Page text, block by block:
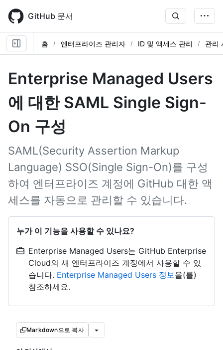
main
content
GitHub 문서
홈 엔터프라이즈 관리자 ID 및 액세스 관리 관리
Enterprise Managed Users
에 대한 SAML Single Sign-
On 구성
SAML(Security Assertion Markup
Language) SSO(Single Sign-On)를 구성
하여 엔터프라이즈 계정에 GitHub 대한 액
세스를 자동으로 관리할 수 있습니다.
누가 이 기능을 사용할 수 있나요?
Enterprise Managed Users는 GitHub Enterprise
Cloud의 새 엔터프라이즈 계정에서 사용할 수 있
습니다. Enterprise Managed Users 정보을(를)
참조하세요.
Markdown으로 복사